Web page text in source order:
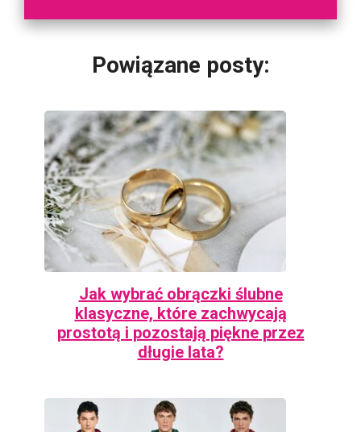
Powiązane posty:
Jak wybrać obrączki ślubne
klasyczne, które zachwycają
prostotą i pozostają piękne przez
długie lata?